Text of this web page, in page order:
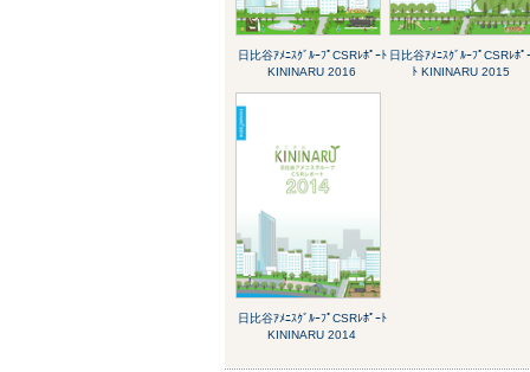
日比谷ｱﾒﾆｽｸﾞﾙｰﾌﾟCSRﾚﾎﾟｰﾄ
KININARU 2016
日比谷ｱﾒﾆｽｸﾞﾙｰﾌﾟCSRﾚﾎﾟ
ﾄ KININARU 2015
日比谷ｱﾒﾆｽｸﾞﾙｰﾌﾟCSRﾚﾎﾟｰﾄ
KININARU 2014